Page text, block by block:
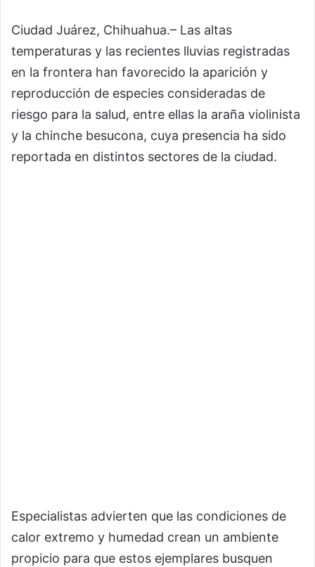
Ciudad Juárez, Chihuahua.– Las altas
temperaturas y las recientes lluvias registradas
en la frontera han favorecido la aparición y
reproducción de especies consideradas de
riesgo para la salud, entre ellas la araña violinista
y la chinche besucona, cuya presencia ha sido
reportada en distintos sectores de la ciudad.
Especialistas advierten que las condiciones de
calor extremo y humedad crean un ambiente
propicio para que estos ejemplares busquen